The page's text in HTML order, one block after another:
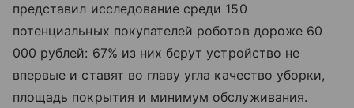
представил исследование среди 150
потенциальных покупателей роботов дороже 60
000 рублей: 67% из них берут устройство не
впервые и ставят во главу угла качество уборки,
площадь покрытия и минимум обслуживания.